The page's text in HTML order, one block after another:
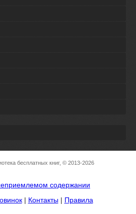
бесплатных книг, © 2013-2026
содержании
| Контакты| Правила